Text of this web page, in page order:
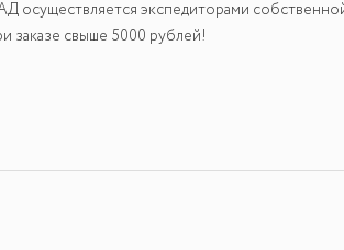
осуществляется экспедиторами
заказе свыше 5000 рублей!